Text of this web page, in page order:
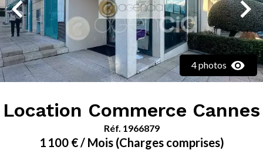
4 photos
Location Commerce Cannes
Réf. 1966879
1 100 € / Mois (Charges comprises)